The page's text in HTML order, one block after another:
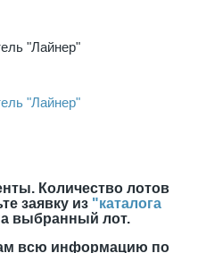
Количество лотов
заявку из "каталога
выбранный лот.
всю информацию по